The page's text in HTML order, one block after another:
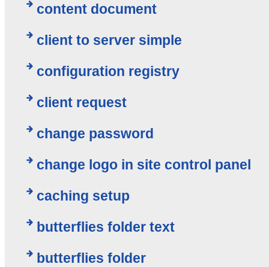
content document
client to server simple
configuration registry
client request
change password
change logo in site control panel
caching setup
butterflies folder text
butterflies folder